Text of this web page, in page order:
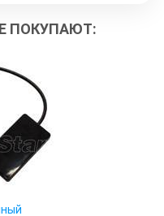
ПОКУПАЮТ: